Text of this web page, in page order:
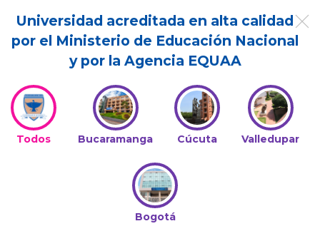
Universidad acreditada en alta calidad
por el Ministerio de Educación Nacional
y por la Agencia EQUAA
Todos Bucaramanga Cúcuta Valledupar
Bogotá